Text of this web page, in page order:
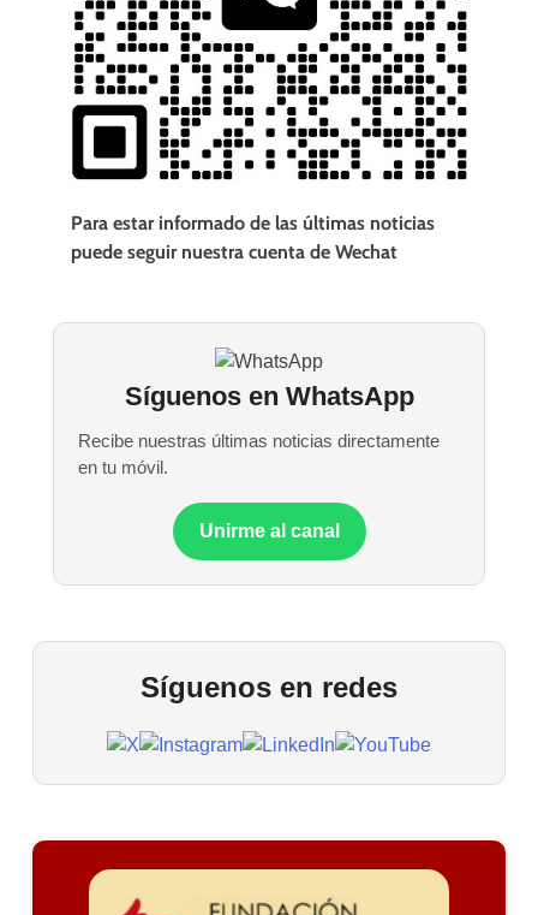
Para estar informado de las últimas noticias
puede seguir nuestra cuenta de Wechat
Síguenos en WhatsApp
Recibe nuestras últimas noticias directamente
en tu móvil.
Unirme al canal
Síguenos en redes